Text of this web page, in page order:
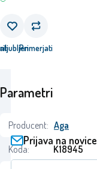
Primerjati
Parametri
Producent: Aga
Koda:
K18945
Prijava na novice